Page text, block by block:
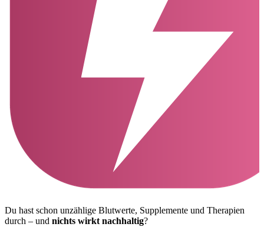
Du hast schon unzählige Blutwerte, Supplemente und Therapien
durch – und nichts wirkt nachhaltig?